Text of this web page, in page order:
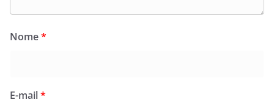
Nome*
E-mail*